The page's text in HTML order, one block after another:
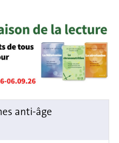
anti-âge